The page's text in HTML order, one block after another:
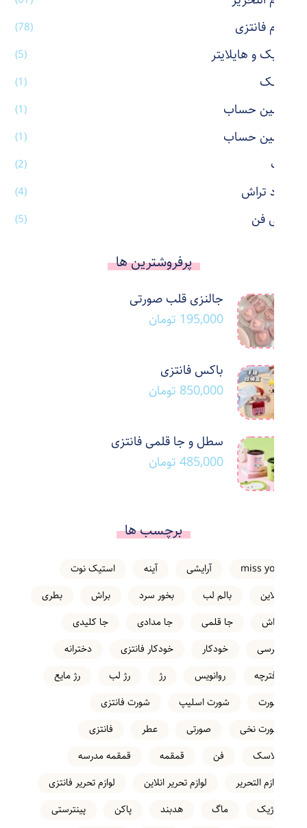
لوازم فانتزی (78)
ماژیک و هایلایتر (5)
ماسک (1)
ماشین حساب (1)
ماشین حساب (1)
ماگ (2)
مداد تراش (4)
مینی فن (5)
پرفروشترین ها
جالنزی قلب صورتی
195,000 تومان
باکس فانتزی
850,000 تومان
سطل و جا قلمی فانتزی
485,000 تومان
برچسب ها
miss you آرایشی آینه
استیک نوت
انلاین
بالم لب بخور سرد براش
بطری
تراش
جا قلمی جا مدادی
جا کلیدی
خرسی
خودکار خودکار فانتزی
دخترانه
دفترچه
روانویس رژ رژ لب
رژ مایع
شورت
شورت اسلیپ
شورت فانتزی
شورت نخی
صورتی عطر
فانتزی
فلاسک
فن قمقمه
قمقمه مدرسه
لوازم التحریر
لوازم تحریر انلاین
لوازم تحریر فانتزی
ماژیک
ماگ هدبند پاکن
پینترستی